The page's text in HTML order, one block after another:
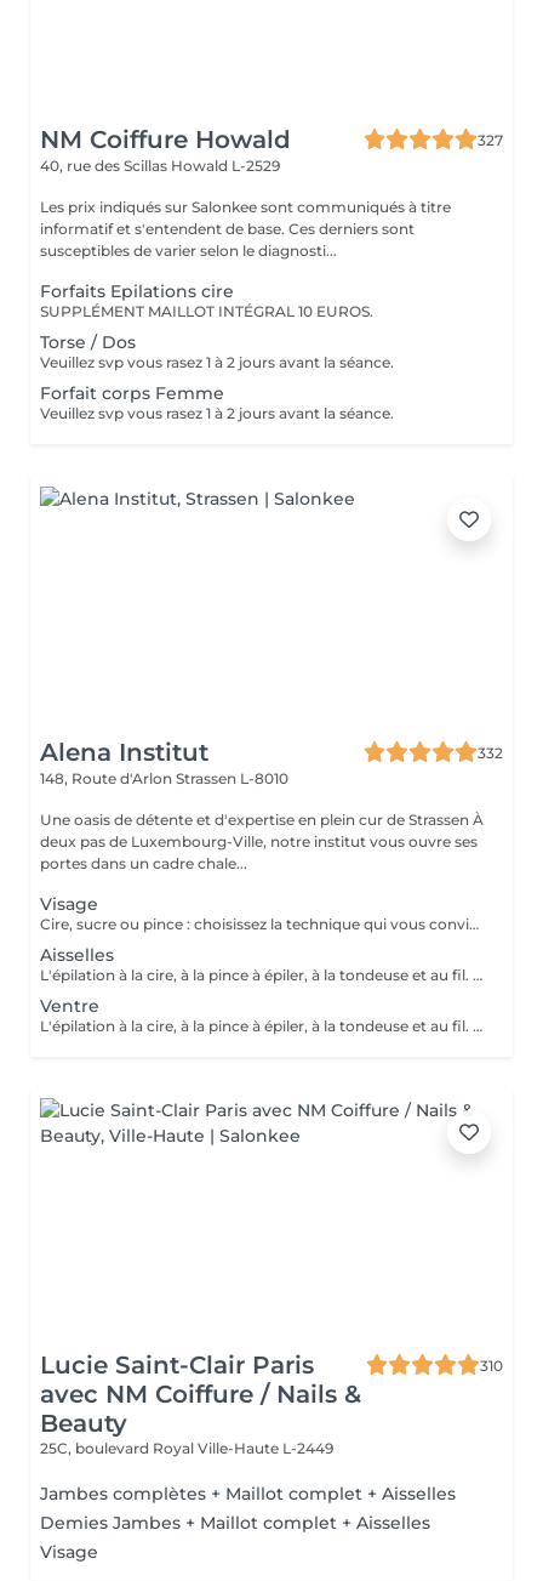
NM Coiffure Howald
327
40, rue des Scillas Howald L-2529
Les prix indiqués sur Salonkee sont communiqués à titre
informatif et s'entendent de base. Ces derniers sont
susceptibles de varier selon le diagnosti...
Forfaits Epilations cire
SUPPLÉMENT MAILLOT INTÉGRAL 10 EUROS.
Torse / Dos
Veuillez svp vous rasez 1 à 2 jours avant la séance.
Forfait corps Femme
Veuillez svp vous rasez 1 à 2 jours avant la séance.
Alena Institut
332
148, Route d'Arlon Strassen L-8010
Une oasis de détente et d'expertise en plein cur de Strassen À
deux pas de Luxembourg-Ville, notre institut vous ouvre ses
portes dans un cadre chale...
Visage
Cire, sucre ou pince : choisissez la technique qui vous convient ! Pour un résultat impeccable, chaque séance se termine toujours par une finition minutieuse à la pince. Résultat net, peau douce et parfaite, à chaque fois.
Aisselles
L'épilation à la cire, à la pince à épiler, à la tondeuse et au fil. Toutes nos techniques d'épilation vous garantissent un résultat net et durable. En fin de séance, quelque soit la technique d'épilation choisie, nous utilisons systématiquement une pince à épiler, pour un résultat parfait.
Ventre
L'épilation à la cire, à la pince à épiler, à la tondeuse et au fil. Toutes nos techniques d'épilation vous garantissent un résultat net et durable. En fin de séance, quelque soit la technique d'épilation choisie, nous utilisons systématiquement une pince à épiler, pour un résultat parfait.
Lucie Saint-Clair Paris
avec NM Coiffure / Nails &
Beauty
310
25C, boulevard Royal Ville-Haute L-2449
Jambes complètes + Maillot complet + Aisselles
Demies Jambes + Maillot complet + Aisselles
Visage